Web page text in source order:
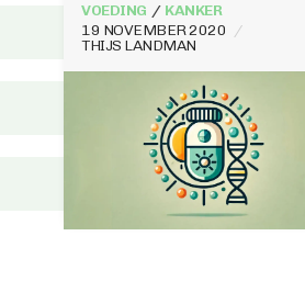
19 NOVEMBER 2020
THIJS LANDMAN
VOEDING KANKER